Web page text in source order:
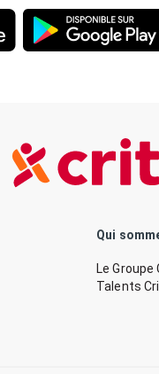
Qui
Le Groupe
Talents